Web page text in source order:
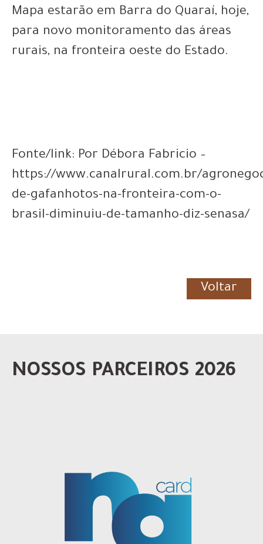
Mapa estarão em Barra do Quaraí, hoje,
para novo monitoramento das áreas
rurais, na fronteira oeste do Estado.
Fonte/link: Por Débora Fabricio –
https://www.canalrural.com.br/
de-gafanhotos-na-fronteira-com-o-
brasil-diminuiu-de-tamanho-diz-senasa/
Voltar
NOSSOS PARCEIROS 2026